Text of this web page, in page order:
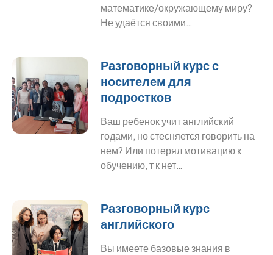
математике/окружающему миру?
Не удаётся своими…
Разговорный курс с
носителем для
подростков
Ваш ребенок учит английский
годами, но стесняется говорить на
нем? Или потерял мотивацию к
обучению, т к нет…
Разговорный курс
английского
Вы имеете базовые знания в